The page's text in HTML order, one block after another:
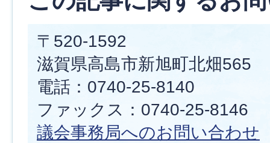
〒520-1592
滋賀県高島市新旭町北畑565
電話：0740-25-8140
ファックス：0740-25-8146
議会事務局へのお問い合わせ